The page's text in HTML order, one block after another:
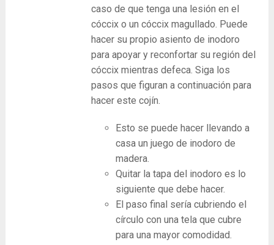
caso de que tenga una lesión en el
cóccix o un cóccix magullado. Puede
hacer su propio asiento de inodoro
para apoyar y reconfortar su región del
cóccix mientras defeca. Siga los
pasos que figuran a continuación para
hacer este cojín.
Esto se puede hacer llevando a
casa un juego de inodoro de
madera.
Quitar la tapa del inodoro es lo
siguiente que debe hacer.
El paso final sería cubriendo el
círculo con una tela que cubre
para una mayor comodidad.